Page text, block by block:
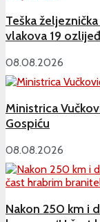
Teška
vlakova 19
08.08.2026
Ministrica
Gospiću
08.08.2026
Nakon 250 km i